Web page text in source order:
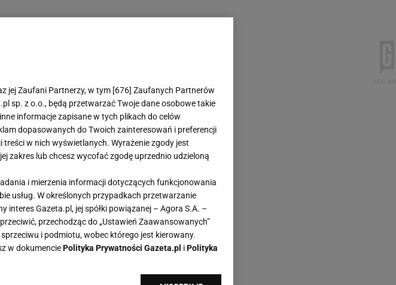
jej Zaufani Partnerzy, w tym [676] Zaufanych Partnerów
sp. z o.o., będą przetwarzać Twoje dane osobowe takie
informacje zapisane w tych plikach do celów
dopasowanych do Twoich zainteresowań i preferencji
w nich wyświetlanych. Wyrażenie zgody jest
zakres lub chcesz wycofać zgodę uprzednio udzieloną
i mierzenia informacji dotyczących funkcjonowania
usług. W określonych przypadkach przetwarzanie
Gazeta.pl, jej spółki powiązanej – Agora S.A. –
przechodząc do „Ustawień Zaawansowanych”
i podmiotu, wobec którego jest kierowany.
w dokumenciePolityka Prywatności Gazeta.pl iPolityka